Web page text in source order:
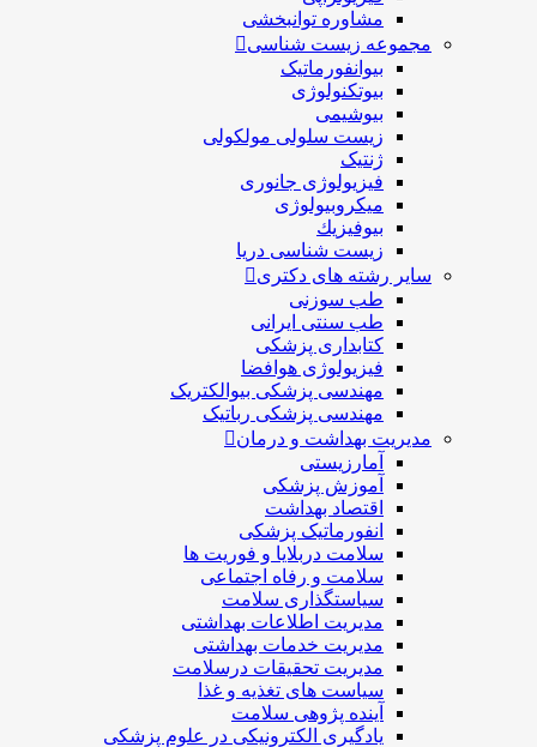
مشاوره توانبخشی
مجموعه زیست شناسی
بیوانفورماتیک
بیوتکنولوژی
بیوشیمی
زیست سلولی مولکولی
ژنتیک
فیزیولوژی جانوری
میکروبیولوژی
بيوفيزيك
زیست شناسی دریا
سایر رشته های دکتری
طب سوزنی
طب سنتی ایرانی
کتابداری پزشکی
فیزیولوژی هوافضا
مهندسی پزشکی بیوالکتریک
مهندسی پزشکی رباتیک
مدیریت بهداشت و درمان
آمارزیستی
آموزش پزشکی
اقتصاد بهداشت
انفورماتیک پزشکی
سلامت دربلايا و فوريت ها
سلامت و رفاه اجتماعی
سیاستگذاری سلامت
مدیریت اطلاعات بهداشتی
مدیریت خدمات بهداشتی
مدیریت تحقیقات درسلامت
سیاست های تغذیه و غذا
آینده پژوهی سلامت
یادگیری الکترونیکی در علوم پزشکی